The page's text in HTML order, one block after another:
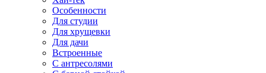
Особенности
Для студии
Для хрущевки
Для дачи
Встроенные
С антресолями